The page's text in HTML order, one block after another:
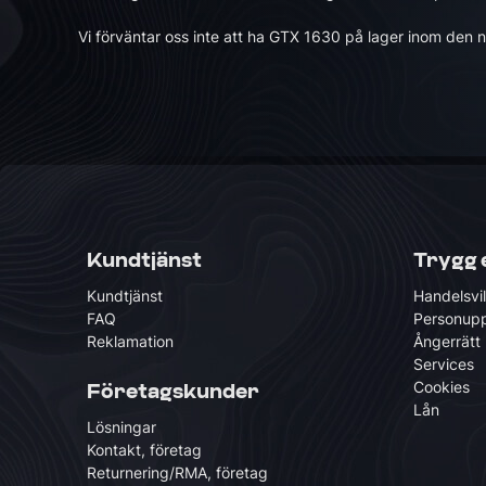
Vi förväntar oss inte att ha GTX 1630 på lager inom den
Kundtjänst
Kundtjänst
FAQ
Reklamation
Företagskunder
Lösningar
Kontakt, företag
Returnering/RMA, företag
Trygg
Ångerrätt
Services
Cookies
Lån